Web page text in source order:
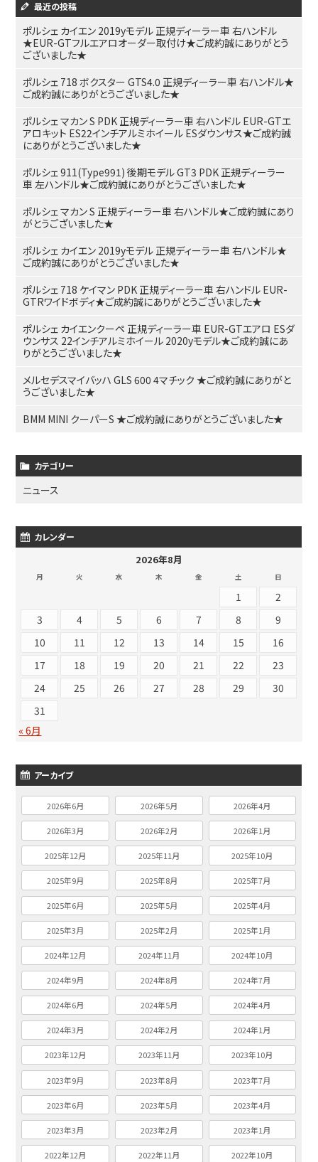
最近の投稿
ポルシェ カイエン 2019yモデル 正規ディーラー車 右ハンドル
★EUR-GTフルエアロオーダー取付け★ご成約誠にありがとう
ございました★
ポルシェ 718 ボクスター GTS4.0 正規ディーラー車 右ハンドル★
ご成約誠にありがとうございました★
ポルシェ マカン S PDK 正規ディーラー車 右ハンドル EUR-GTエ
アロキット ES22インチアルミホイール ESダウンサス★ご成約誠
にありがとうございました★
ポルシェ 911(Type991) 後期モデル GT3 PDK 正規ディーラー
車 左ハンドル★ご成約誠にありがとうございました★
ポルシェ マカン S 正規ディーラー車 右ハンドル★ご成約誠にあり
がとうございました★
ポルシェ カイエン 2019yモデル 正規ディーラー車 右ハンドル★
ご成約誠にありがとうございました★
ポルシェ 718 ケイマン PDK 正規ディーラー車 右ハンドル EUR-
GTRワイドボディ★ご成約誠にありがとうございました★
ポルシェ カイエンクーペ 正規ディーラー車 EUR-GTエアロ ESダ
ウンサス 22インチアルミホイール 2020yモデル★ご成約誠にあ
りがとうございました★
メルセデスマイバッハ GLS 600 4マチック ★ご成約誠にありがと
うございました★
BMM MINI クーパーS ★ご成約誠にありがとうございました★
カテゴリー
ニュース
カレンダー
2026年8月
月 火 水 木 金 土 日
1
2
3
4 5 6 7 8
9
10
11 12 13 14 15
16
17
18 19 20 21 22
23
24
25 26 27 28 29
30
31
« 6月
アーカイブ
2026年6月 2026年5月 2026年4月
2026年3月 2026年2月 2026年1月
2025年12月 2025年11月 2025年10月
2025年9月 2025年8月 2025年7月
2025年6月 2025年5月 2025年4月
2025年3月 2025年2月 2025年1月
2024年12月 2024年11月 2024年10月
2024年9月 2024年8月 2024年7月
2024年6月 2024年5月 2024年4月
2024年3月 2024年2月 2024年1月
2023年12月 2023年11月 2023年10月
2023年9月 2023年8月 2023年7月
2023年6月 2023年5月 2023年4月
2023年3月 2023年2月 2023年1月
2022年12月 2022年11月 2022年10月